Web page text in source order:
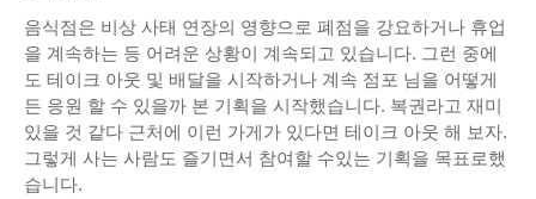
음식점은 비상 사태 연장의 영향으로 폐점을 강요하거나 휴업
을 계속하는 등 어려운 상황이 계속되고 있습니다. 그런 중에
도 테이크 아웃 및 배달을 시작하거나 계속 점포 님을 어떻게
든 응원 할 수 있을까 본 기획을 시작했습니다. 복권라고 재미
있을 것 같다 근처에 이런 가게가 있다면 테이크 아웃 해 보자.
그렇게 사는 사람도 즐기면서 참여할 수있는 기획을 목표로했
습니다.